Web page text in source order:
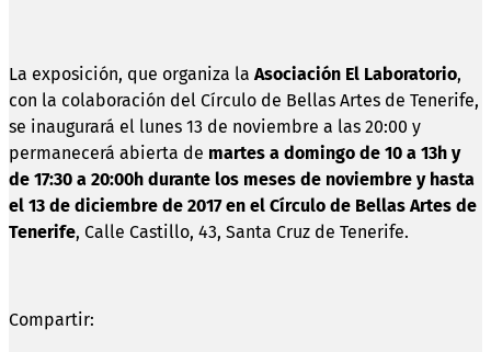
La exposición, que organiza la Asociación El Laboratorio,
con la colaboración del Círculo de Bellas Artes de Tenerife,
se inaugurará el lunes 13 de noviembre a las 20:00 y
permanecerá abierta de martes a domingo de 10 a 13h y
de 17:30 a 20:00h durante los meses de noviembre y hasta
el 13 de diciembre de 2017 en el Círculo de Bellas Artes de
Tenerife, Calle Castillo, 43, Santa Cruz de Tenerife.
Compartir: